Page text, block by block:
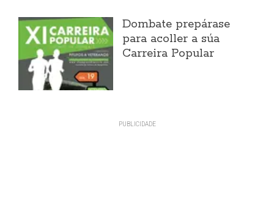
Dombate prepárase
para acoller a súa
Carreira Popular